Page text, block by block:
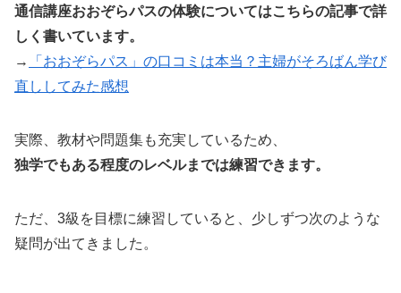
通信講座おおぞらパスの体験についてはこちらの記事で詳
しく書いています。
→
「おおぞらパス」の口コミは本当？主婦がそろばん学び
直ししてみた感想
実際、教材や問題集も充実しているため、
独学でもある程度のレベルまでは練習できます。
ただ、3級を目標に練習していると、少しずつ次のような
疑問が出てきました。